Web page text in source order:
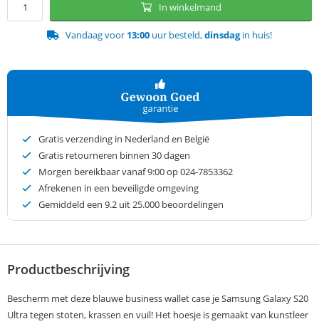
In winkelmand
Vandaag voor 13:00 uur besteld,dinsdagin huis!
Gratis verzending in Nederland en België
Gratis retourneren binnen 30 dagen
Morgen bereikbaar vanaf 9:00 op 024-7853362
Afrekenen in een beveiligde omgeving
Gemiddeld een 9.2 uit 25.000 beoordelingen
Productbeschrijving
Bescherm met deze blauwe business wallet case je Samsung Galaxy S20
Ultra tegen stoten, krassen en vuil! Het hoesje is gemaakt van kunstleer